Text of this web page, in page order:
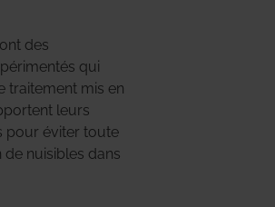
des
qui
traitement mis en
leurs
pour éviter toute
nuisibles dans